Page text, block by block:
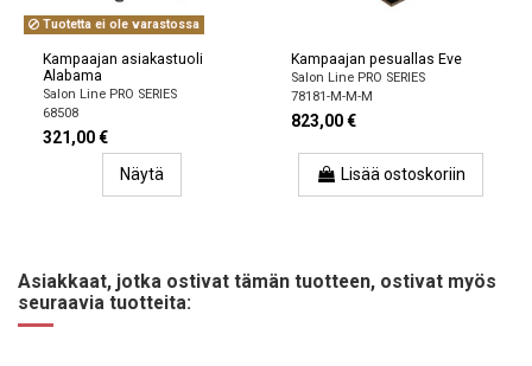
Tuotetta ei ole varastossa
Kampaajan asiakastuoli
Alabama
Salon Line PRO SERIES
68508
321,00 €
Näytä
Kampaajan pesuallas Eve
Salon Line PRO SERIES
78181-M-M-M
823,00 €
Lisää ostoskoriin
Asiakkaat, jotka ostivat tämän tuotteen, ostivat myös
seuraavia tuotteita: